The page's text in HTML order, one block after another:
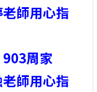
師用心指
903周家
師用心指